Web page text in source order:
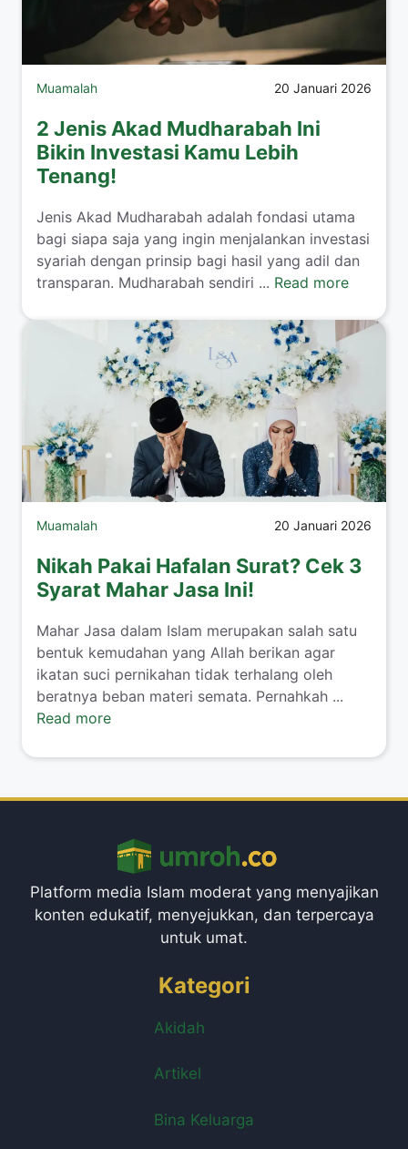
Muamalah 20 Januari 2026
2 Jenis Akad Mudharabah Ini
Bikin Investasi Kamu Lebih
Tenang!
​Jenis Akad Mudharabah adalah fondasi utama
bagi siapa saja yang ingin menjalankan investasi
syariah dengan prinsip bagi hasil yang adil dan
transparan. Mudharabah sendiri ... Read more
Muamalah 20 Januari 2026
Nikah Pakai Hafalan Surat? Cek 3
Syarat Mahar Jasa Ini!
​Mahar Jasa dalam Islam merupakan salah satu
bentuk kemudahan yang Allah berikan agar
ikatan suci pernikahan tidak terhalang oleh
beratnya beban materi semata. Pernahkah ...
Read more
Platform media Islam moderat yang menyajikan
konten edukatif, menyejukkan, dan terpercaya
untuk umat.
Kategori
Akidah
Artikel
Bina Keluarga